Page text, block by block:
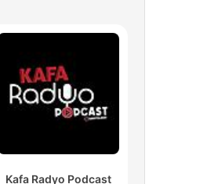
Kafa Radyo Podcast